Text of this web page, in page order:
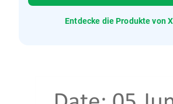
Entdecke die Produkte von